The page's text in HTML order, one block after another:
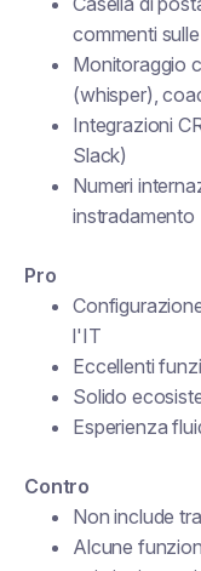
commenti
Monitoraggio
(whisper),
Integrazioni
Slack)
Numeri
instradamento
Pro
l'IT
Eccellenti
Solido
Esperienza
Contro
Non include
Alcune